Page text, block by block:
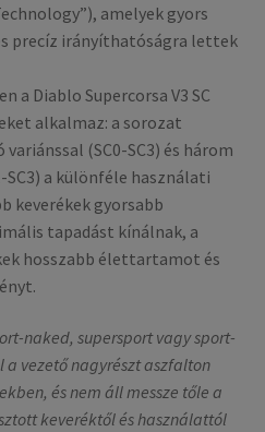
amelyek gyors
precíz irányíthatóságra lettek
a Diablo Supercorsa V3 SC
alkalmaz: a sorozat
(SC0-SC3) és három
SC3) a különféle használati
keverékek gyorsabb
tapadást kínálnak, a
hosszabb élettartamot és
naked, supersport vagy sport-
vezető nagyrészt aszfalton
és nem áll messze tőle a
keveréktől és használattól